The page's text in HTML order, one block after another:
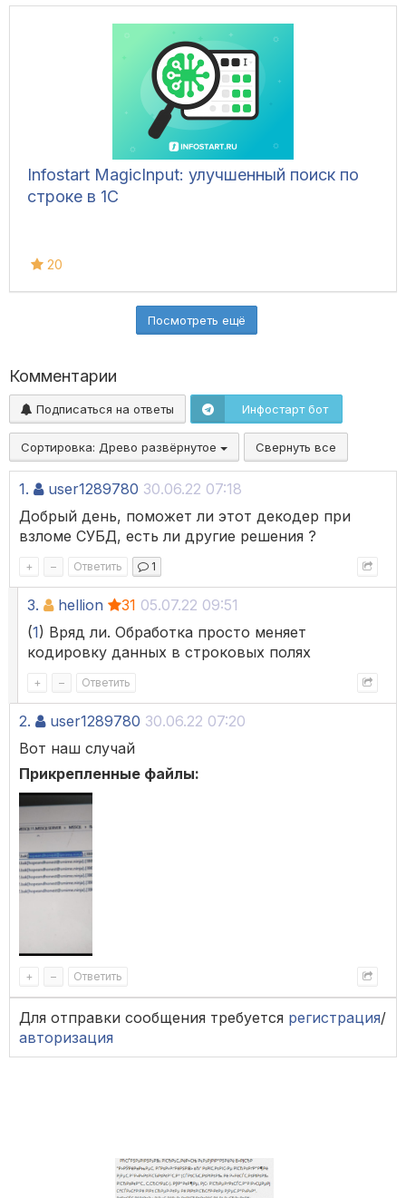
Infostart MagicInput: улучшенный поиск по
строке в 1С
20
Посмотреть ещё
Комментарии
Подписаться на ответы Инфостарт бот
Сортировка: Древо развёрнутое Свернуть все
1. user1289780 30.06.22 07:18
Добрый день, поможет ли этот декодер при
взломе СУБД, есть ли другие решения ?
+ – Ответить 1
3. hellion 31 05.07.22 09:51
(1) Вряд ли. Обработка просто меняет
кодировку данных в строковых полях
+ – Ответить
2. user1289780 30.06.22 07:20
Вот наш случай
Прикрепленные файлы:
+ – Ответить
Для отправки сообщения требуется регистрация/
авторизация